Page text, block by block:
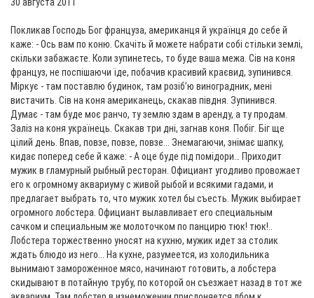
Покликав Господь Бог француза, американця й українця до себе й
каже: - Ось вам по коню. Cкачіть й можете набрати собі стільки землі,
скільки забажаєте. Коли зупинетесь, то буде ваша межа. Сів на коня
француз, не поспішаючи їде, побачив красивий краєвид, зупинився.
Міркує - там поставлю будинок, там розіб’ю виноградник, мені
вистачить. Сів на коня американець, скакав півдня. Зупинився.
Думає - там буде моє ранчо, ту землю здам в аренду, а ту продам.
Заліз на коня українець. Скакав три дні, загнав коня. Побіг. Біг ще
цілий день. Впав, повзе, повзе, повзе... Знемагаючи, знімає шапку,
кидає поперед себе й каже: - А оце буде під помідори… Приходит
мужик в гламурный рыбный ресторан. Официант угодливо провожает
его к огромному аквариуму с живой рыбой и всякими гадами, и
предлагает выбрать то, что мужик хотел бы съесть. Мужик выбирает
огромного лобстера. Официант вылавливает его специальным
сачком и специальным же молоточком по панцирю тюк! тюк!..
Лобстера торжественно уносят на кухню, мужик идет за столик
ждать блюдо из него... На кухне, разумеется, из холодильника
вынимают замороженное мясо, начинают готовить, а лобстера
скидывают в потайную трубу, по которой он съезжает назад в тот же